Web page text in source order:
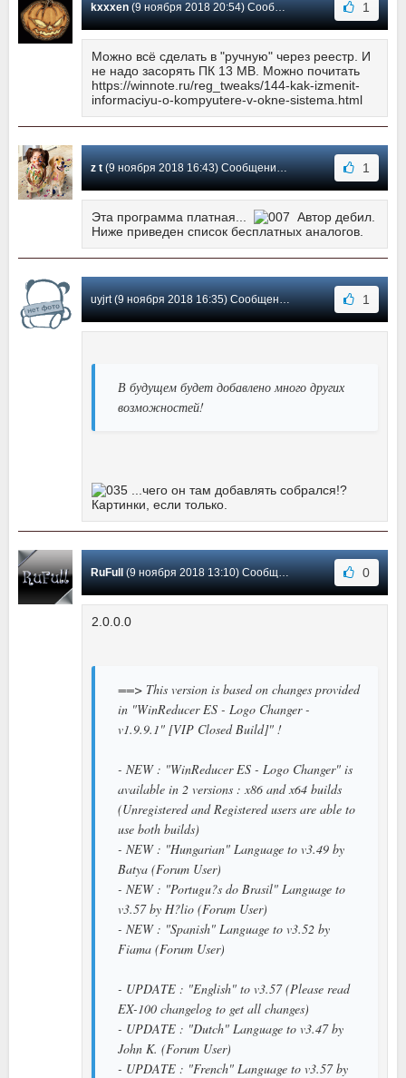
kxxxen(9 ноября 2018 20:54) Сообщение #18 1
Можно всё сделать в "ручную" через реестр. И
не надо засорять ПК 13 MB. Можно почитать
https://winnote.ru/reg_tweaks/144-kak-izmenit-
informaciyu-o-kompyutere-v-okne-sistema.html
z t(9 ноября 2018 16:43) Сообщение #17 1
Эта программа платная...
Автор дебил.
Ниже приведен список бесплатных аналогов.
uyjrt (9 ноября 2018 16:35) Сообщение #16 1
В будущем будет добавлено много других
возможностей!
...чего он там добавлять собрался!?
Картинки, если только.
RuFull(9 ноября 2018 13:10) Сообщение #15 0
2.0.0.0
==> This version is based on changes provided
in "WinReducer ES - Logo Changer -
v1.9.9.1" [VIP Closed Build]" !
- NEW : "WinReducer ES - Logo Changer" is
available in 2 versions : x86 and x64 builds
(Unregistered and Registered users are able to
use both builds)
- NEW : "Hungarian" Language to v3.49 by
Batya (Forum User)
- NEW : "Portugu?s do Brasil" Language to
v3.57 by H?lio (Forum User)
- NEW : "Spanish" Language to v3.52 by
Fiama (Forum User)
- UPDATE : "English" to v3.57 (Please read
EX-100 changelog to get all changes)
- UPDATE : "Dutch" Language to v3.47 by
John K. (Forum User)
- UPDATE : "French" Language to v3.57 by